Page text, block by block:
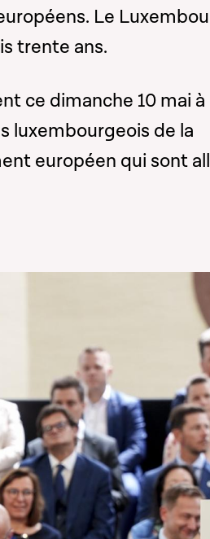
Le
trente ans.
ce dimanche 10 mai à
luxembourgeois de la
européen qui sont